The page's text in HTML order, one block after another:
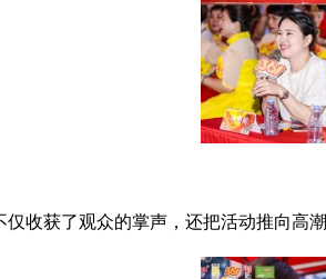
收获了观众的掌声，还把活动推向高